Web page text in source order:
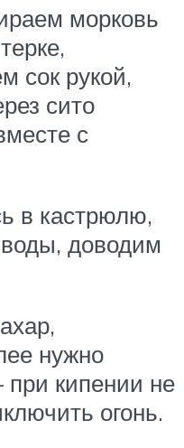
морковь
сок рукой,
сито
с
в кастрюлю,
доводим
нужно
кипении не
огонь.